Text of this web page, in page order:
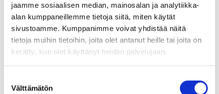
jaamme sosiaalisen median, mainosalan ja analytiikka-
alan kumppaneillemme tietoja siitä, miten käytät
sivustoamme. Kumppanimme voivat yhdistää näitä
tietoja muihin tietoihin, joita olet antanut heille tai joita on
kerätty, kun olet käyttänyt heidän palvelujaan.
valinta
Välttämätön
nat­tai­si kui­ten­kin kiin­nit­tää aiem­paa enem­män huo­mio­ta.